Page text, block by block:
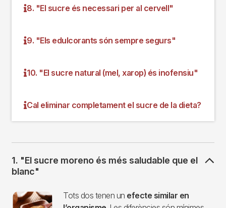
8. "El sucre és necessari per al cervell"
9. "Els edulcorants són sempre segurs"
10. "El sucre natural (mel, xarop) és inofensiu"
Cal eliminar completament el sucre de la dieta?
1. "El sucre moreno és més saludable que el
blanc"
Imagen Tots dos tenen un efecte similar en